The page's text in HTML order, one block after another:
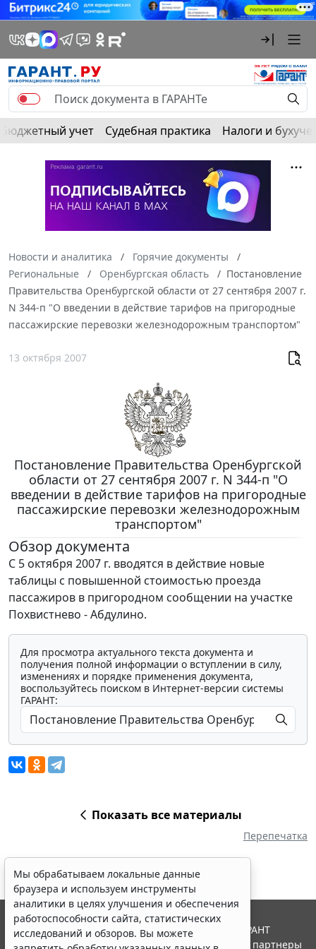
Бюджетный учет Судебная практика Налоги и
Новости и аналитика
Горячие документы
Региональные
Оренбургская область
Постановление
Правительства Оренбургской области от 27 сентября 2007 г.
N 344-п "О введении в действие тарифов на пригородные
пассажирские перевозки железнодорожным транспортом"
13 октября 2007
Постановление Правительства Оренбургской
области от 27 сентября 2007 г. N 344-п "О
введении в действие тарифов на пригородные
пассажирские перевозки железнодорожным
транспортом"
Обзор документа
С 5 октября 2007 г. вводятся в действие новые
таблицы с повышенной стоимостью проезда
пассажиров в пригородном сообщении на участке
Похвистнево - Абдулино.
Для просмотра актуального текста документа и
получения полной информации о вступлении в силу,
изменениях и порядке применения документа,
воспользуйтесь поиском в Интернет-версии системы
ГАРАНТ:
Показать все материалы
Перепечатка
Мы обрабатываем локальные данные
браузера и используем инструменты
аналитики в целях улучшения и обеспечения
работоспособности сайта, статистических
исследований и обзоров. Вы можете
© ООО "НПП "ГАРАНТ-СЕРВИС", 2026. Система ГАРАНТ
выпускается с 1990 года. Компания "Гарант" и ее партнеры